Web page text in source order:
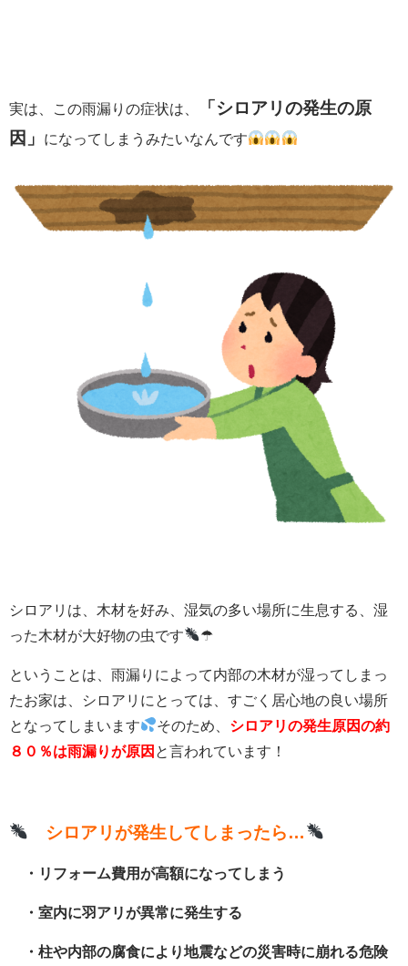
実は、この雨漏りの症状は、
「シロアリの発生の原
因」
になってしまうみたいなんです
シロアリは、木材を好み、湿気の多い場所に生息する、 湿
った木材が大好物の虫です ☂
ということは、雨漏りによって内部の木材が湿ってしまっ
たお家は、シロアリにとっては、すごく居心地の良い場所
となってしまいます
そのため、 シロアリの発生原因の約
８０％は雨漏りが原因 と言われています！
シロアリが発生してしまったら…
・リフォーム費用が高額になってしまう
・室内に羽アリが異常に発生する
・柱や内部の腐食により地震などの災害時に崩れる危険